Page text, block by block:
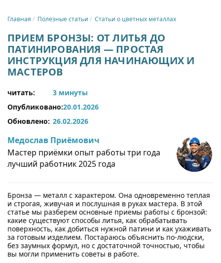
Главная Полезные статьи Статьи о цветных металлах
ПРИЕМ БРОНЗЫ: ОТ ЛИТЬЯ ДО
ПАТИНИРОВАНИЯ — ПРОСТАЯ
ИНСТРУКЦИЯ ДЛЯ НАЧИНАЮЩИХ И
МАСТЕРОВ
читать:
3 минуты
Опубликовано:20.01.2026
Обновлено: 26.02.2026
Медослав Приёмович
Мастер приёмки опыт работы три года
лучший работник 2025 года
Бронза — металл с характером. Она одновременно теплая
и строгая, живучая и послушная в руках мастера. В этой
статье мы разберем основные приемы работы с бронзой:
какие существуют способы литья, как обрабатывать
поверхность, как добиться нужной патини и как ухаживать
за готовым изделием. Постараюсь объяснить по-людски,
без заумных формул, но с достаточной точностью, чтобы
вы могли применить советы в работе.